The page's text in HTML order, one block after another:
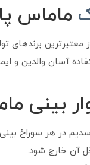
ماماس
معتبرترین برندهای
آسان والدین و
بینی
سدیم در هر سوراخ
آن خارج شود.